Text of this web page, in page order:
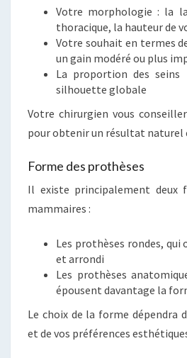
Votre morphologie : la
thoracique, la hauteur de
Votre souhait en termes
un gain modéré ou plus
La proportion des
silhouette globale
Votre chirurgien vous
pour obtenir un résultat naturel
Forme des prothèses
Il existe principalement deux
mammaires :
Les prothèses rondes,
et arrondi
Les prothèses
épousent davantage la
Le choix de la forme dépendra
et de vos préférences